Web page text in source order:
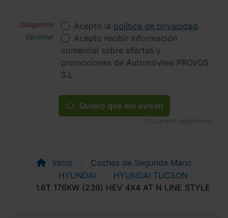
Acepto la política de privacidad.
Acepto recibir información
comercial sobre ofertas y
promociones de Automóviles PROVOS
S.L.
Quiero que me avisen
Inicio
Coches de Segunda Mano
HYUNDAI
HYUNDAI TUCSON
1.6T 176KW (239) HEV 4X4 AT N LINE STYLE